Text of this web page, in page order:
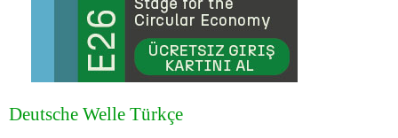
Deutsche Welle Türkçe